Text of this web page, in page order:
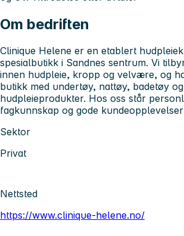
Om bedriften
Clinique Helene er en etablert
spesialbutikk i Sandnes sentrum. Vi
innen hudpleie, kropp og velvære, og
butikk med undertøy, nattøy, badetøy og
hudpleieprodukter. Hos oss står
fagkunnskap og gode
Sektor
Privat
Nettsted
https://www.clinique-helene.no/